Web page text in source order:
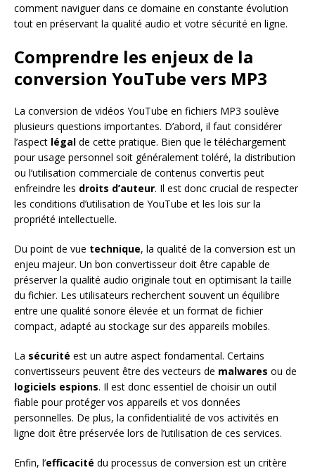
comment naviguer dans ce domaine en constante évolution
tout en préservant la qualité audio et votre sécurité en ligne.
Comprendre les enjeux de la
conversion YouTube vers MP3
La conversion de vidéos YouTube en fichiers MP3 soulève
plusieurs questions importantes. D’abord, il faut considérer
l’aspect légal de cette pratique. Bien que le téléchargement
pour usage personnel soit généralement toléré, la distribution
ou l’utilisation commerciale de contenus convertis peut
enfreindre les droits d’auteur. Il est donc crucial de respecter
les conditions d’utilisation de YouTube et les lois sur la
propriété intellectuelle.
Du point de vue technique, la qualité de la conversion est un
enjeu majeur. Un bon convertisseur doit être capable de
préserver la qualité audio originale tout en optimisant la taille
du fichier. Les utilisateurs recherchent souvent un équilibre
entre une qualité sonore élevée et un format de fichier
compact, adapté au stockage sur des appareils mobiles.
La sécurité est un autre aspect fondamental. Certains
convertisseurs peuvent être des vecteurs de malwares ou de
logiciels espions. Il est donc essentiel de choisir un outil
fiable pour protéger vos appareils et vos données
personnelles. De plus, la confidentialité de vos activités en
ligne doit être préservée lors de l’utilisation de ces services.
Enfin, l’efficacité du processus de conversion est un critère